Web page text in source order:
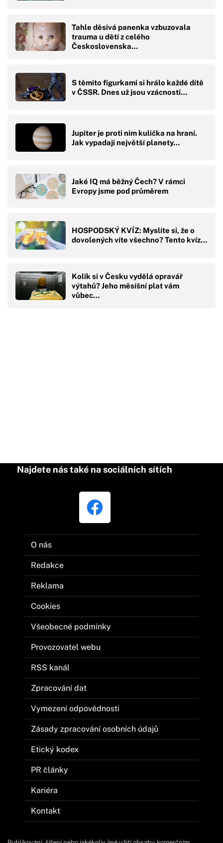
Tahle děsivá panenka vzbuzovala
trauma u dětí z celého
Československa…
S těmito figurkami si hrálo každé dítě
v ČSSR. Dnes už jsou vzácností…
Jupiter je proti nim kulička na hraní.
Jak vypadají největší planety…
Jaké IQ má běžný Čech? V rámci
Evropy jsme pod průměrem
HOSPODSKÝ KVÍZ: Myslíte si, že o
dovolených víte všechno? Tento kvíz…
Kolik si v Česku vydělá opravář
výtahů? Jeho měsíšní plat vám
vůbec…
Najdete nás také na sociálních sítích
O nás
Redakce
Reklama
Cookies
Všeobecné podmínky
Provozovatel webu
RSS kanál
Zpracování dat
Vymezení odpovědnosti
Zásady zpracování osobních údajů
Etický kodex
PR články
Kariéra
Kontakt